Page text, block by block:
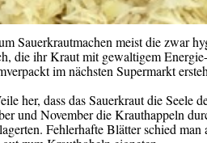
Sauerkrautmachen meist die zwar
die ihr Kraut mit gewaltigem
im nächsten Supermarkt
her, dass das Sauerkraut die
und November die Krauthappeln
Fehlerhafte Blätter schied